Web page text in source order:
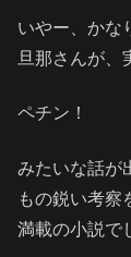
いやー、かな
旦那さんが、
ペチン！
みたいな話が
もの鋭い考察
満載の小説で